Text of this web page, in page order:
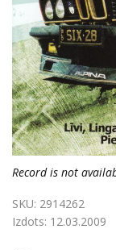
Record is not
SKU: 2914262
Izdots: 12.03.2009